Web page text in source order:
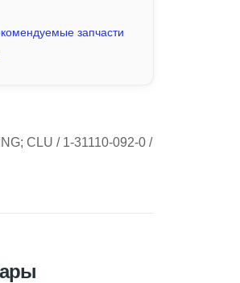
запчасти
CLU / 1-31110-092-0 /